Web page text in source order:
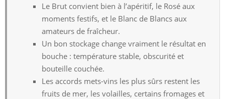
Le Brut convient bien à l’apéritif, le Rosé aux
moments festifs, et le Blanc de Blancs aux
amateurs de fraîcheur.
Un bon stockage change vraiment le résultat en
bouche : température stable, obscurité et
bouteille couchée.
Les accords mets-vins les plus sûrs restent les
fruits de mer, les volailles, certains fromages et